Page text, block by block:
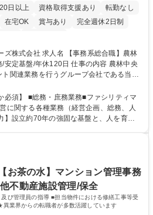
日以上 資格取得支援あり
転勤なし
在宅OK 賞与あり
完全週休2日制
事務系総合職】農林
休120日 仕事の内容 農林中央
関連業務を行うグループ会社である当社
ティマネジメントを行う事務系総合職を
管理や決算業務、印刷物等の制作管理等
受託した総務庶務業務 ■ファシリティマ
等） 募集職種 【事務系総
ィス業務/安定基盤/年休120日
必須】 ■総務・庶務業務■ファシリティマ
に関する各種業務（経営企画、総務、人
化されており、中途入社でも質問しやす
。さらに、簿記やファシリティマネジャ
担や報奨金制度が非常に手厚く、成長で
お茶の水】マンション管理事務
不動産施設管理/保全
び管理員の指導 ■担当物件における修繕工事等受
業界からの転職者が多数活躍しています